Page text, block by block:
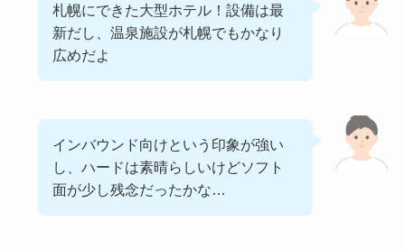
札幌にできた大型ホテル！設備は最
新だし、温泉施設が札幌でもかなり
広めだよ
インバウンド向けという印象が強い
し、ハードは素晴らしいけどソフト
面が少し残念だったかな…